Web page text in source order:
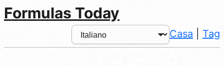
Formulas Today
Casa Tag